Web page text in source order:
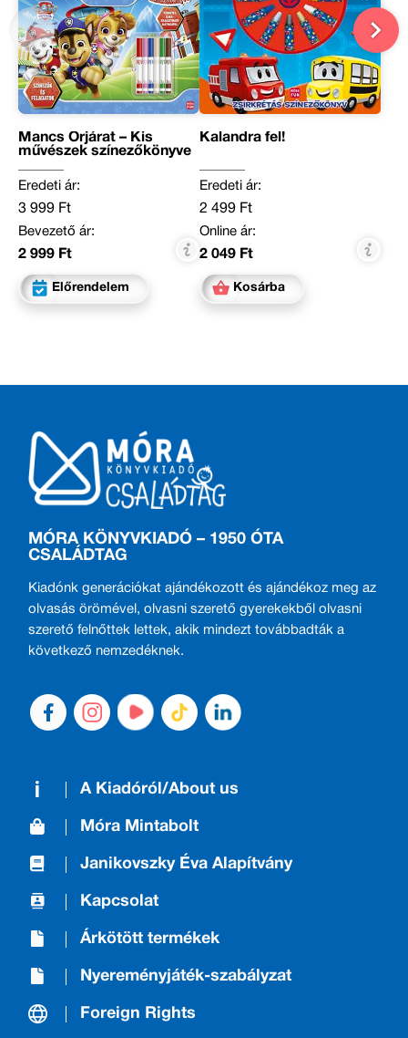
Mancs Őrjárat – Kis
művészek színezőkönyve
Eredeti ár:
3 999 Ft
Bevezető ár:
2 999 Ft
Előrendelem
Kalandra fel!
Eredeti ár:
2 499 Ft
Online ár:
2 049 Ft
Kosárba
MÓRA KÖNYVKIADÓ – 1950 ÓTA
CSALÁDTAG
Kiadónk generációkat ajándékozott és ajándékoz meg az
olvasás örömével, olvasni szerető gyerekekből olvasni
szerető felnőttek lettek, akik mindezt továbbadták a
következő nemzedéknek.
A Kiadóról/About us
Móra Mintabolt
Janikovszky Éva Alapítvány
Kapcsolat
Árkötött termékek
Nyereményjáték-szabályzat
Foreign Rights